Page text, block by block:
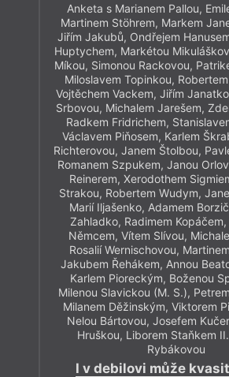
Anketa s Marianem Pallou,
Martinem Stöhrem, Markem
Jiřím Jakubů, Ondřejem
Huptychem, Markétou
Míkou, Simonou Rackovou,
Miloslavem Topinkou,
Vojtěchem Vackem, Jiřím
Srbovou, Michalem Jarešem,
Radkem Fridrichem,
Václavem Piňosem, Karlem
Richterovou, Janem Štolbou,
Romanem Szpukem, Janou
Reinerem, Xerodothem
Strakou, Robertem Wudym,
Marií Iljašenko, Adamem
Zahladko, Radimem
Němcem, Vítem Slívou,
Rosalií Wernischovou,
Jakubem Řehákem, Annou
Karlem Pioreckým, Boženou
Milenou Slavickou (M. S.),
Milanem Děžinským, Viktorem
Nelou Bártovou, Josefem
Hruškou, Liborem Staňkem
Rybákovou
I v debilovi může